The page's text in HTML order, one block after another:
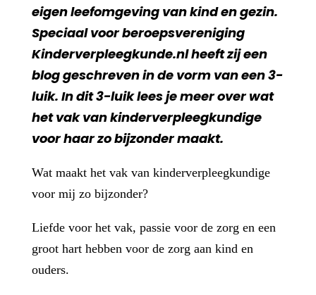
eigen leefomgeving van kind en gezin.
Speciaal voor beroepsvereniging
Kinderverpleegkunde.nl heeft zij een
blog geschreven in de vorm van een 3-
luik. In dit 3-luik lees je meer over wat
het vak van kinderverpleegkundige
voor haar zo bijzonder maakt.
Wat maakt het vak van kinderverpleegkundige
voor mij zo bijzonder?
Liefde voor het vak, passie voor de zorg en een
groot hart hebben voor de zorg aan kind en
ouders.